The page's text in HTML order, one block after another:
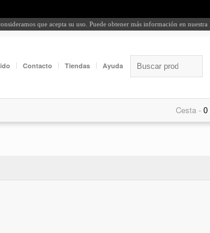
que acepta su uso. Puede obtener más información en nuestra
Contacto Tiendas Ayuda
Cesta -